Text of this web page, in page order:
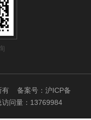
所有备案号：沪ICP备
问量：13769984